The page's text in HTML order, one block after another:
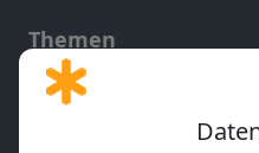
Themen
Gott und Bibel erklärt